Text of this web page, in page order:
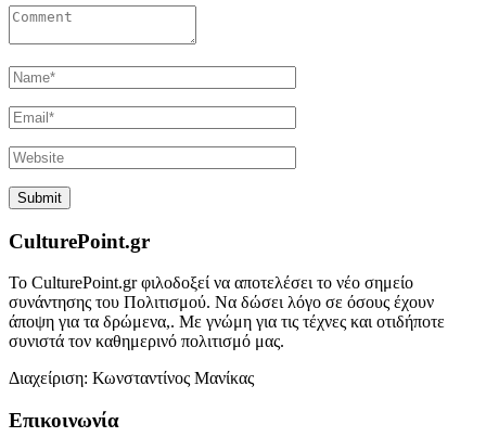
CulturePoint.gr
Το CulturePoint.gr φιλοδοξεί να αποτελέσει το νέο σημείο
συνάντησης του Πολιτισμού. Να δώσει λόγο σε όσους έχουν
άποψη για τα δρώμενα,. Με γνώμη για τις τέχνες και οτιδήποτε
συνιστά τον καθημερινό πολιτισμό μας.
Διαχείριση: Κωνσταντίνος Μανίκας
Επικοινωνία